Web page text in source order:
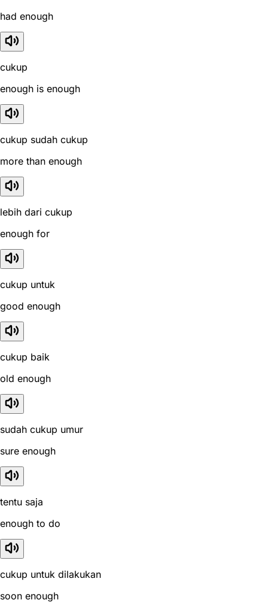
had enough
cukup
enough is enough
cukup sudah cukup
more than enough
lebih dari cukup
enough for
cukup untuk
good enough
cukup baik
old enough
sudah cukup umur
sure enough
tentu saja
enough to do
cukup untuk dilakukan
soon enough